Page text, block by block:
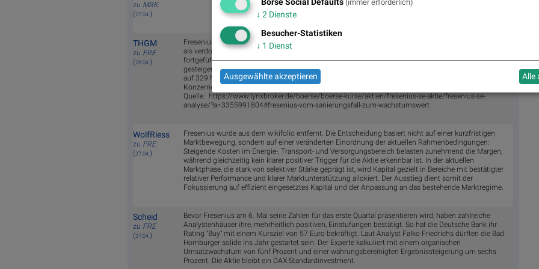
zu MRK
(27.04. )
THGM
zu FRE
(28.04. )
Fresenius hat den gemeldeten Gewinn im letzten Geschäftsjahr von 0,84 auf 2,24 Euro je Aktie mehr
als verdoppelt. Darin enthalten war ein negativer Effekt in Höhe von 0,48 Euro je Aktie aus nicht
fortgeführten Aktivitäten. Das operative Ergebnis konnte von 2,07 auf 2,31 Mrd. Euro erheblich
gesteigert werden. Da gleichzeitig die Schulden reduziert wurden, konnte der Zinsaufwand von 429
auf 329 Mio. Euro gedrückt werden, was maßgeblich dazu beigetragen hat, dass das
Konzernergebnis aus fortgeführten Aktivitäten von 1,13 auf 1,54 Mrd. Euro geklettert ist.
Quelle: https://www.lynxbroker.de/boerse/boerse-kurse/aktien/fresenius-se-aktie/fresenius-se-
analyse/?a=3355991804#fresenius-vom-sanierungsfall-zum-wachstumswert
WolfRiess
zu FRE
(27.04. )
Fresenius wurde aus dem wikifolio entfernt. Die Entscheidung basiert nicht auf einer kurzfristigen
Marktbewegung, sondern auf einer veränderten Einordnung der aktuellen Rahmenbedingungen:
Steigende Kosten im Energie-, Transport- und Versorgungsbereich belasten zunehmend die Margen,
während gleichzeitig kein klarer positiver Trigger für die Aktie erkennbar ist. In der aktuellen
Marktphase, die stark von selektiver Stärke geprägt ist, wird Kapital gezielt in Bereiche mit bestätigter
relativer Performance und klarer Marktunterstützung allokiert. Der Ausstieg dient somit der
Fokussierung auf effizient eingesetztes Kapital und der Anpassung an das bestehende Marktregime.
Scheid
zu FRE
(27.04. )
Bevor Fresenius am 6. Mai seine Zahlen für das erste Quartal präsentieren wird, haben zahlreiche
Analystenhäuser ihre, mehrheitlich positiven, Einstufungen bestätigt. So hat die Deutsche Bank ihr
Rating "Buy" mit einem Kursziel von 57 Euro bekräftigt. Laut Analyst Falko Friedrichs dürften die Bad
Homburger solide ins Jahr gestartet sein. Der Experte kalkuliert mit einem organischen
Umsatzwachstum von fünf Prozent und einer währungsbereinigten Ergebnissteigerung um sechs
Prozent. Die Aktie bleibt ein DAX-Standardinvestment.
Börse Social Defaults (immer erforderlich)
↓ 2 Dienste
Besucher-Statistiken
↓ 1 Dienst
Ausgewählte akzeptieren Alle